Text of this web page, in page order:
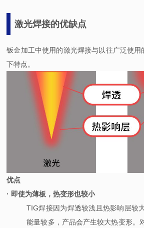
激光焊接的优缺点
钣金加工中使用的激光焊接与以往广泛使
下特点。
优点
· 即使为薄板，热变形也较小
TIG焊接因为焊透较浅且热影响层较
能量较多，产品会产生较大热变形。